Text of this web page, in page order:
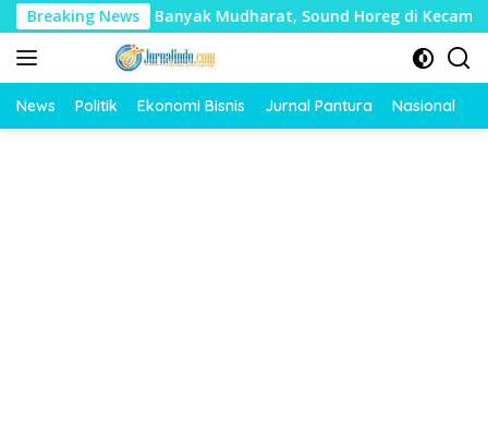
Langsung
ke
konten
Breaking NewsBanyak Mudharat, Sound Horeg di Kecamatan
News Politik Ekonomi Bisnis Jurnal Pantura Nasional